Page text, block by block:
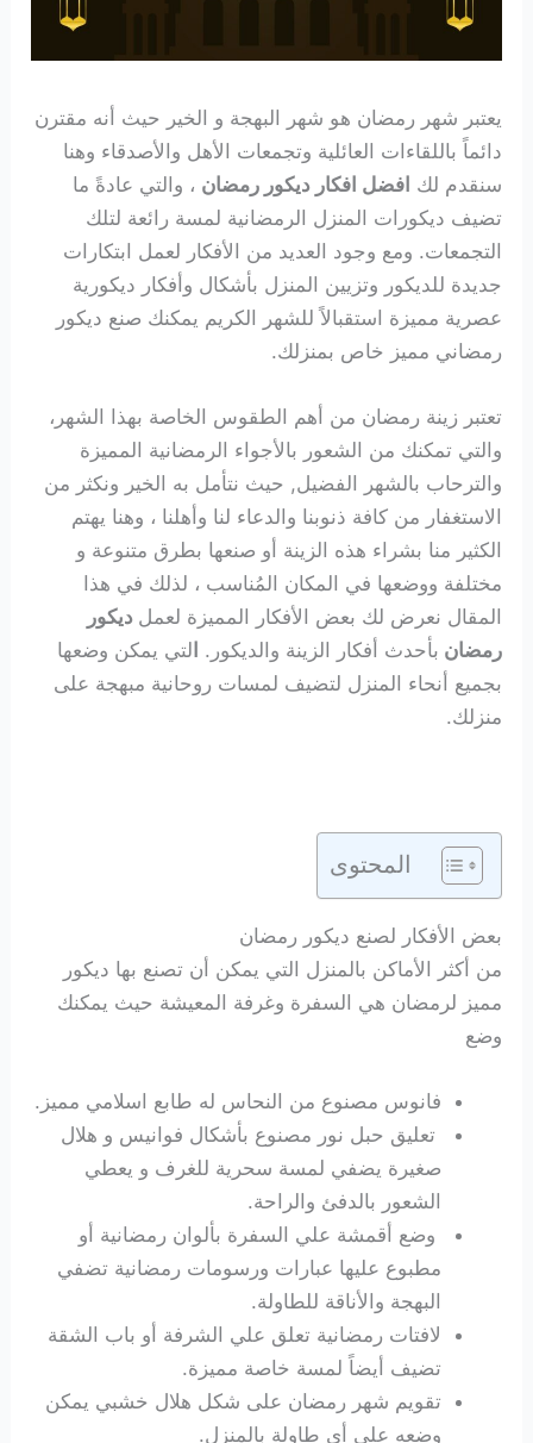
يعتبر شهر رمضان هو شهر البهجة و الخير حيث أنه مقترن
دائماً باللقاءات العائلية وتجمعات الأهل والأصدقاء وهنا
سنقدم لك افضل افكار ديكور رمضان ، والتي عادةً ما
تضيف ديكورات المنزل الرمضانية لمسة رائعة لتلك
التجمعات. ومع وجود العديد من الأفكار لعمل ابتكارات
جديدة للديكور وتزيين المنزل بأشكال وأفكار ديكورية
عصرية مميزة استقبالاً للشهر الكريم يمكنك صنع ديكور
رمضاني مميز خاص بمنزلك.
تعتبر زينة رمضان من أهم الطقوس الخاصة بهذا الشهر،
والتي تمكنك من الشعور بالأجواء الرمضانية المميزة
والترحاب بالشهر الفضيل, حيث نتأمل به الخير ونكثر من
الاستغفار من كافة ذنوبنا والدعاء لنا وأهلنا ، وهنا يهتم
الكثير منا بشراء هذه الزينة أو صنعها بطرق متنوعة و
مختلفة ووضعها في المكان المُناسب ، لذلك في هذا
المقال نعرض لك بعض الأفكار المميزة لعمل ديكور
رمضان بأحدث أفكار الزينة والديكور. لتي يمكن وضعها
بجميع أنحاء المنزل لتضيف لمسات روحانية مبهجة على
منزلك.
المحتوى
بعض الأفكار لصنع ديكور رمضان
من أكثر الأماكن بالمنزل التي يمكن أن تصنع بها ديكور
مميز لرمضان هي السفرة وغرفة المعيشة حيث يمكنك
وضع
فانوس مصنوع من النحاس له طابع اسلامي مميز.
تعليق حبل نور مصنوع بأشكال فوانيس و هلال
صغيرة يضفي لمسة سحرية للغرف و يعطي
الشعور بالدفئ والراحة.
وضع أقمشة علي السفرة بألوان رمضانية أو
مطبوع عليها عبارات ورسومات رمضانية تضفي
البهجة والأناقة للطاولة.
لافتات رمضانية تعلق علي الشرفة أو باب الشقة
تضيف أيضاً لمسة خاصة مميزة.
تقويم شهر رمضان على شكل هلال خشبي يمكن
وضعه على أي طاولة بالمنزل.